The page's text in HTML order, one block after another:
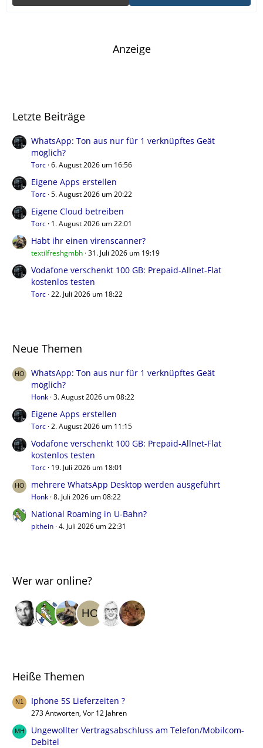
Anzeige
Letzte Beiträge
WhatsApp: Ton aus nur für 1 verknüpftes Geät
möglich?
Torc 6. August 2026 um 16:56
Eigene Apps erstellen
Torc 5. August 2026 um 20:22
Eigene Cloud betreiben
Torc 1. August 2026 um 22:01
Habt ihr einen virenscanner?
textilfreshgmbh 31. Juli 2026 um 19:19
Vodafone verschenkt 100 GB: Prepaid-Allnet-Flat
kostenlos testen
Torc 22. Juli 2026 um 18:22
Neue Themen
WhatsApp: Ton aus nur für 1 verknüpftes Geät
möglich?
Honk 3. August 2026 um 08:22
Eigene Apps erstellen
Torc 2. August 2026 um 11:15
Vodafone verschenkt 100 GB: Prepaid-Allnet-Flat
kostenlos testen
Torc 19. Juli 2026 um 18:01
mehrere WhatsApp Desktop werden ausgeführt
Honk 8. Juli 2026 um 08:22
National Roaming in U-Bahn?
pithein 4. Juli 2026 um 22:31
Wer war online?
Heiße Themen
Iphone 5S Lieferzeiten ?
273 Antworten, Vor 12 Jahren
Ungewollter Vertragsabschluss am Telefon/Mobilcom-
Debitel